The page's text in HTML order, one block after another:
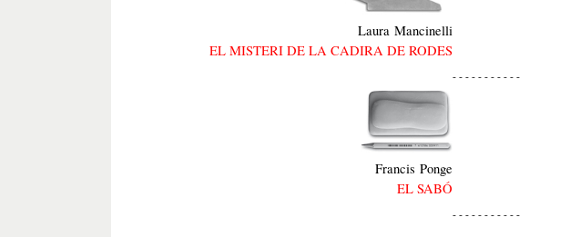
Laura Mancinelli
EL MISTERI DE LA CADIRA DE RODES
- - - - - - - - - - -
Francis Ponge
EL SABÓ
- - - - - - - - - - -